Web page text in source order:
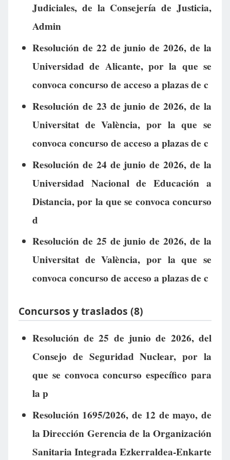
Judiciales, de la Consejería de Justicia,
Admin
Resolución de 22 de junio de 2026, de la
Universidad de Alicante, por la que se
convoca concurso de acceso a plazas de c
Resolución de 23 de junio de 2026, de la
Universitat de València, por la que se
convoca concurso de acceso a plazas de c
Resolución de 24 de junio de 2026, de la
Universidad Nacional de Educación a
Distancia, por la que se convoca concurso
d
Resolución de 25 de junio de 2026, de la
Universitat de València, por la que se
convoca concurso de acceso a plazas de c
Concursos y traslados (8)
Resolución de 25 de junio de 2026, del
Consejo de Seguridad Nuclear, por la
que se convoca concurso específico para
la p
Resolución 1695/2026, de 12 de mayo, de
la Dirección Gerencia de la Organización
Sanitaria Integrada Ezkerraldea-Enkarte